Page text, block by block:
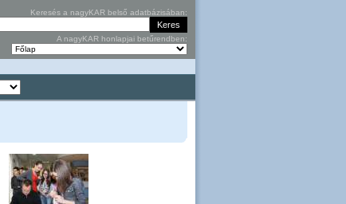
Keresés a nagyKAR belső adatbázisában:
A nagyKAR honlapjai betűrendben: